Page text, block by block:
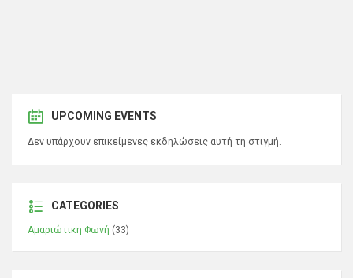
UPCOMING EVENTS
Δεν υπάρχουν επικείμενες εκδηλώσεις αυτή τη στιγμή.
CATEGORIES
Αμαριώτικη Φωνή (33)